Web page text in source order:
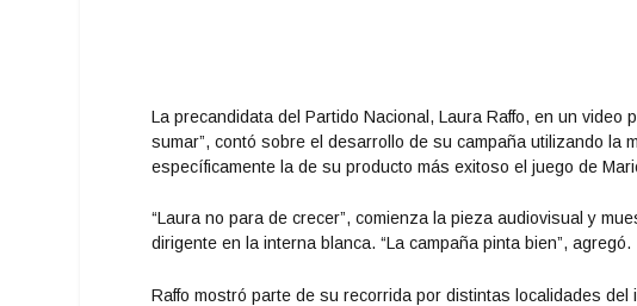
La precandidata del Partido Nacional, Laura Raffo, en un
sumar”, contó sobre el desarrollo de su campaña utilizando la
específicamente la de su producto más exitoso el juego de
“Laura no para de crecer”, comienza la pieza audiovisual y
dirigente en la interna blanca. “La campaña pinta bien”, agregó.
Raffo mostró parte de su recorrida por distintas localidades